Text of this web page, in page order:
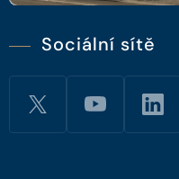
Sociální sítě